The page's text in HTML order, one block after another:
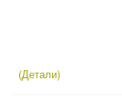
(Детали)